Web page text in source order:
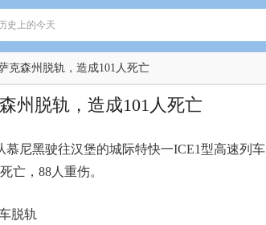
克森州脱轨，造成101人死亡
州脱轨，造成101人死亡
尼黑驶往汉堡的城际特快一ICE1型高速列车
亡，88人重伤。
脱轨